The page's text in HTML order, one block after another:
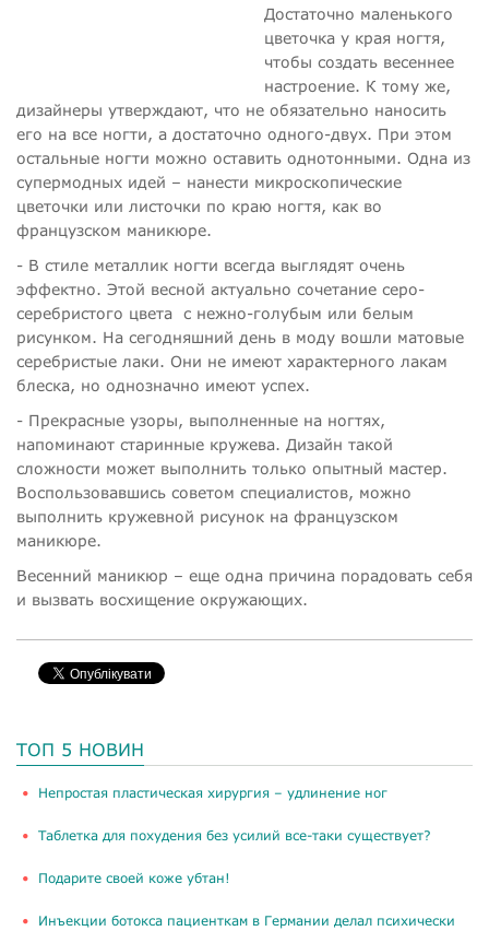
Достаточно маленького
цветочка у края ногтя,
чтобы создать весеннее
настроение. К тому же,
дизайнеры утверждают, что не обязательно наносить
его на все ногти, а достаточно одного-двух. При этом
остальные ногти можно оставить однотонными. Одна из
супермодных идей – нанести микроскопические
цветочки или листочки по краю ногтя, как во
французском маникюре.
- В стиле металлик ногти всегда выглядят очень
эффектно. Этой весной актуально сочетание серо-
серебристого цвета с нежно-голубым или белым
рисунком. На сегодняшний день в моду вошли матовые
серебристые лаки. Они не имеют характерного лакам
блеска, но однозначно имеют успех.
- Прекрасные узоры, выполненные на ногтях,
напоминают старинные кружева. Дизайн такой
сложности может выполнить только опытный мастер.
Воспользовавшись советом специалистов, можно
выполнить кружевной рисунок на французском
маникюре.
Весенний маникюр – еще одна причина порадовать себя
и вызвать восхищение окружающих.
ТОП 5 НОВИН
​Непростая пластическая хирургия – удлинение ног
Таблетка для похудения без усилий все-таки существует?
Подарите своей коже убтан!
Инъекции ботокса пациенткам в Германии делал психически